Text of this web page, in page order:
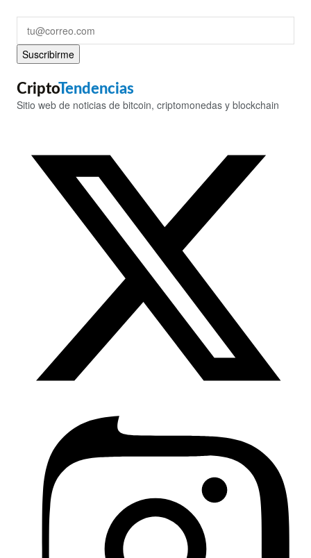
Suscribirme
CriptoTendencias
Sitio web de noticias de bitcoin, criptomonedas y blockchain